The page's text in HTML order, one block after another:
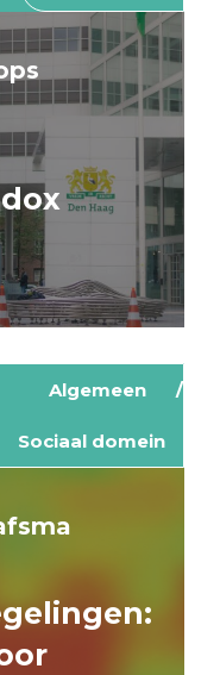
Algemeen
Sociaal domein